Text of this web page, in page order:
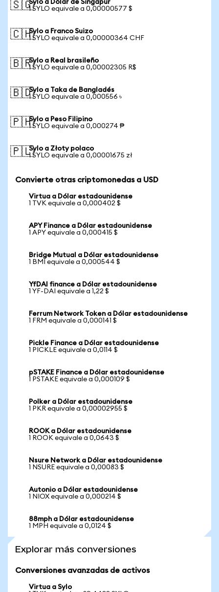
🇸🇬Sylo a Dólar de Singapur
1 SYLO equivale a 0,00000577 $
🇨🇭Sylo a Franco Suizo
1 SYLO equivale a 0,00000364 CHF
🇧🇷Sylo a Real brasileño
1 SYLO equivale a 0,00002305 R$
🇧🇩Sylo a Taka de Bangladés
1 SYLO equivale a 0,000556 ৳
🇵🇭Sylo a Peso Filipino
1 SYLO equivale a 0,000274 ₱
🇵🇱Sylo a Złoty polaco
1 SYLO equivale a 0,00001675 zł
Convierte otras criptomonedas a USD
Virtua a Dólar estadounidense
1 TVK equivale a 0,000402 $
APY Finance a Dólar estadounidense
1 APY equivale a 0,000415 $
Bridge Mutual a Dólar estadounidense
1 BMI equivale a 0,000544 $
YfDAI finance a Dólar estadounidense
1 YF-DAI equivale a 1,22 $
Ferrum Network Token a Dólar estadounidense
1 FRM equivale a 0,000141 $
Pickle Finance a Dólar estadounidense
1 PICKLE equivale a 0,0114 $
pSTAKE Finance a Dólar estadounidense
1 PSTAKE equivale a 0,000109 $
Polker a Dólar estadounidense
1 PKR equivale a 0,00002955 $
ROOK a Dólar estadounidense
1 ROOK equivale a 0,0643 $
Nsure Network a Dólar estadounidense
1 NSURE equivale a 0,00083 $
Autonio a Dólar estadounidense
1 NIOX equivale a 0,000214 $
88mph a Dólar estadounidense
1 MPH equivale a 0,0124 $
Explorar más conversiones
Conversiones avanzadas de activos
Virtua a Sylo